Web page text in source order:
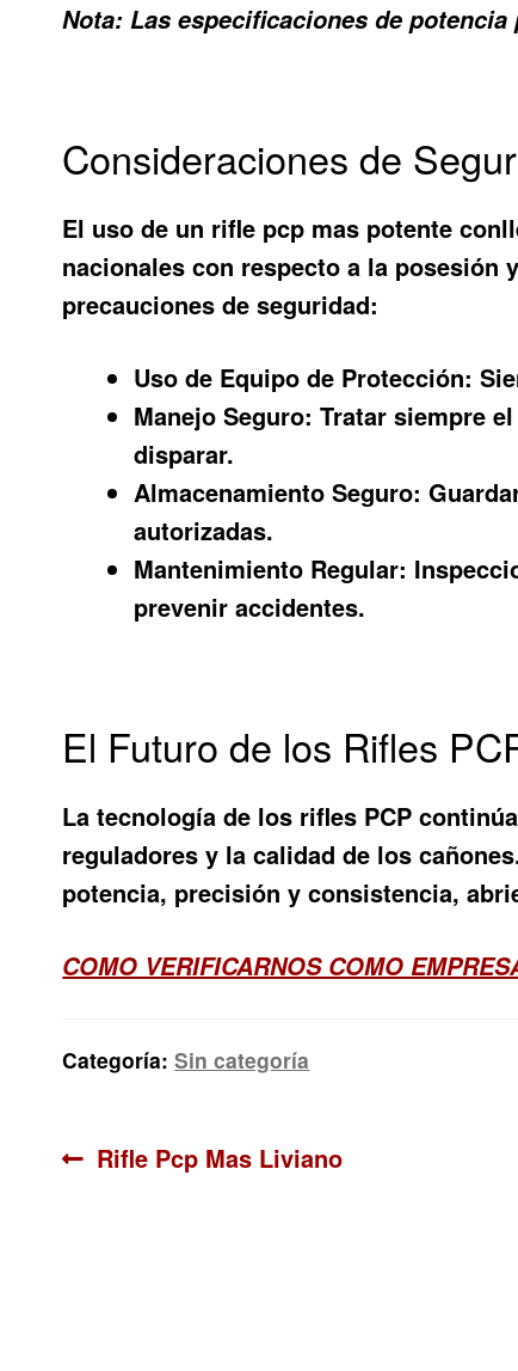
Nota: Las especificaciones de
Consideraciones de
El uso de un rifle pcp mas potente
nacionales con respecto a la posesión
precauciones de seguridad:
Uso de Equipo de Protección:
Manejo Seguro: Tratar siempre
disparar.
Almacenamiento Seguro:
autorizadas.
Mantenimiento Regular:
prevenir accidentes.
El Futuro de los Rifles
La tecnología de los rifles PCP
reguladores y la calidad de los
potencia, precisión y consistencia,
COMO VERIFICARNOS COMO
Categoría:Sin categoría
Navegación
Anterior:
Rifle Pcp Mas Liviano